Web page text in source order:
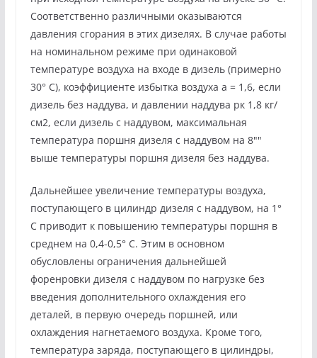
Соответственно различными оказываются
давления сгорания в этих дизелях. В случае работы
на номинальном режиме при одинаковой
температуре воздуха на входе в дизель (примерно
30° С), коэффициенте избытка воздуха а = 1,6, если
дизель без наддува, и давлении наддува рк 1,8 кг/
см2, если дизель с наддувом, максимальная
температура поршня дизеля с наддувом на 8""
выше температуры поршня дизеля без наддува.
Дальнейшее увеличение температуры воздуха,
поступающего в цилиндр дизеля с наддувом, на 1°
С приводит к повышению температуры поршня в
среднем на 0,4-0,5° С. Этим в основном
обусловлены ограничения дальнейшей
форенровки дизеля с наддувом по нагрузке без
введения дополнительного охлаждения его
деталей, в первую очередь поршней, или
охлаждения нагнетаемого воздуха. Кроме того,
температура заряда, поступающего в цилиндры,